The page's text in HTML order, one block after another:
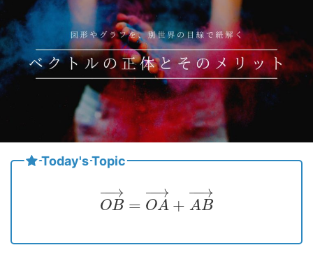
Today's Topic
OB
−→
−
= OA
−→
−
+ AB
−→
−